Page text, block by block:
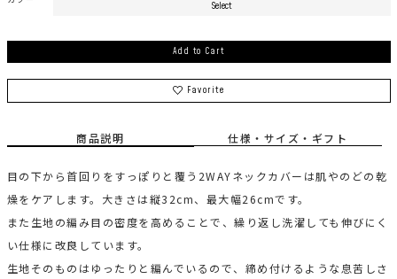
Add to Cart
Favorite
商品説明 仕様・サイズ・ギフト
目の下から首回りをすっぽりと覆う2WAYネックカバーは肌やのどの乾
燥をケアします。大きさは縦32cm、最大幅26cmです。
また生地の編み目の密度を高めることで、繰り返し洗濯しても伸びにく
い仕様に改良しています。
生地そのものはゆったりと編んでいるので、締め付けるような息苦しさ